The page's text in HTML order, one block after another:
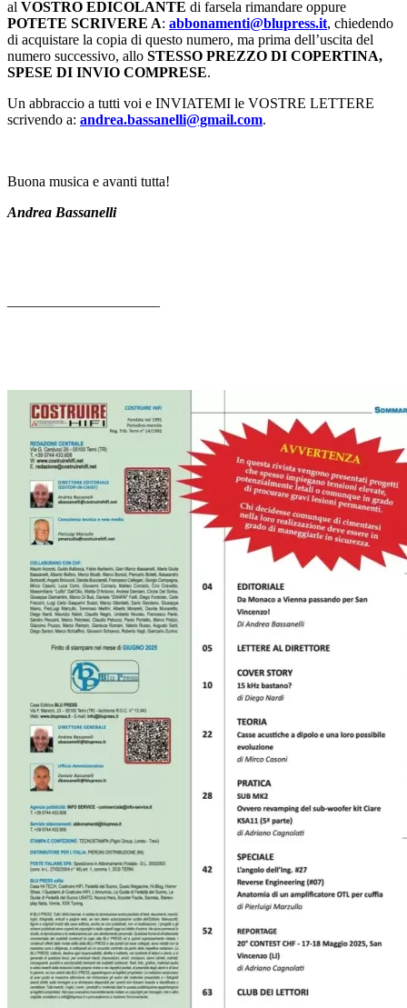
al VOSTRO EDICOLANTE di farsela rimandare oppure
POTETE SCRIVERE A: abbonamenti@blupress.it, chiedendo
di acquistare la copia di questo numero, ma prima dell’uscita del
numero successivo, allo STESSO PREZZO DI COPERTINA,
SPESE DI INVIO COMPRESE.
Un abbraccio a tutti voi e INVIATEMI le VOSTRE LETTERE
scrivendo a: andrea.bassanelli@gmail.com.
Buona musica e avanti tutta!
Andrea Bassanelli
——————————–